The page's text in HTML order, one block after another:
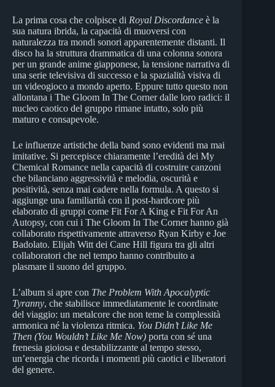
La prima cosa che colpisce di Royal Discordance è la
sua natura ibrida, la capacità di muoversi con
naturalezza tra mondi sonori apparentemente distanti. Il
disco ha la struttura drammatica di una colonna sonora
per un grande anime giapponese, la tensione narrativa di
una serie televisiva di successo e la spazialità visiva di
un videogioco a mondo aperto. Eppure tutto questo non
allontana i The Gloom In The Corner dalle loro radici: il
nucleo caotico del gruppo rimane intatto, solo più
maturo e consapevole.
Le influenze artistiche della band sono evidenti ma mai
imitative. Si percepisce chiaramente l’eredità dei My
Chemical Romance nella capacità di costruire canzoni
che bilanciano aggressività e melodia, oscurità e
positività, senza mai cadere nella formula. A questo si
aggiunge una familiarità con il post-hardcore più
elaborato di gruppi come Fit For A King e Fit For An
Autopsy, con cui i The Gloom In The Corner hanno già
collaborato rispettivamente attraverso Ryan Kirby e Joe
Badolato. Elijah Witt dei Cane Hill figura tra gli altri
collaboratori che nel tempo hanno contribuito a
plasmare il suono del gruppo.
L’album si apre con The Problem With Apocalyptic
Tyranny, che stabilisce immediatamente le coordinate
del viaggio: un metalcore che non teme la complessità
armonica né la violenza ritmica. You Didn’t Like Me
Then (You Wouldn’t Like Me Now) porta con sé una
frenesia gioiosa e destabilizzante al tempo stesso,
un’energia che ricorda i momenti più caotici e liberatori
del genere.